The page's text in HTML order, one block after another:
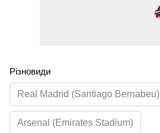
Різновиди
Real Madrid (Santiago Bernabeu)
Arsenal (Emirates Stadium)